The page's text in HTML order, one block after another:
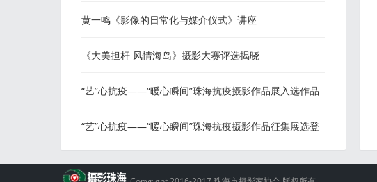
黄一鸣《影像的日常化与媒介仪式》讲座
《大美担杆 风情海岛》摄影大赛评选揭晓
“艺”心抗疫——“暖心瞬间”珠海抗疫摄影作品展入选作品
50幅
“艺”心抗疫——“暖心瞬间”珠海抗疫摄影作品征集展选登
（一）